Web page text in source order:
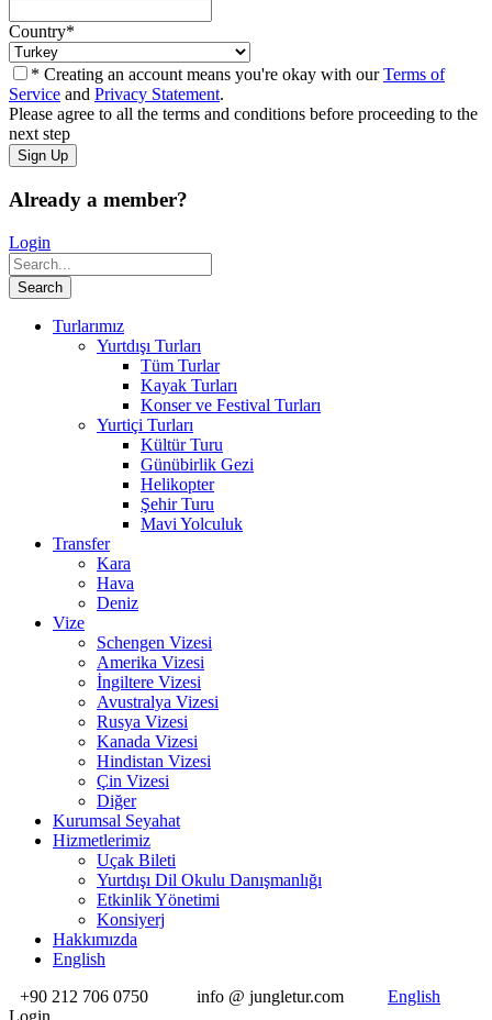
Country*
* Creating an account means you're okay with ourTerms of
Service and Privacy Statement.
Please agree to all the terms and conditions before proceeding to the
next step
Already a member?
Login
Turlarımız
Yurtdışı Turları
Tüm Turlar
Kayak Turları
Konser ve Festival Turları
Yurtiçi Turları
Kültür Turu
Günübirlik Gezi
Helikopter
Şehir Turu
Mavi Yolculuk
Transfer
Kara
Hava
Deniz
Vize
Schengen Vizesi
Amerika Vizesi
İngiltere Vizesi
Avustralya Vizesi
Rusya Vizesi
Kanada Vizesi
Hindistan Vizesi
Çin Vizesi
Diğer
Kurumsal Seyahat
Hizmetlerimiz
Uçak Bileti
Yurtdışı Dil Okulu Danışmanlığı
Etkinlik Yönetimi
Konsiyerj
Hakkımızda
English
+90 212 706 0750
info @ jungletur.com
English
Login